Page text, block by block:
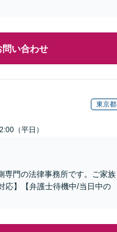
問い合わせ
東京都
（平日）
専門の法律事務所です。ご家族
応】【弁護士待機中/当日中の